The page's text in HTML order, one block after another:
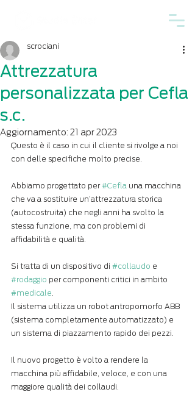
Attrezzatura
personalizzata per Cefla
s.c.
scrociani
Aggiornamento: 21 apr 2023
Questo è il caso in cui il cliente si rivolge a noi
con delle specifiche molto precise.
Abbiamo progettato per #Cefla una macchina
che va a sostituire un’attrezzatura storica
(autocostruita) che negli anni ha svolto la
stessa funzione, ma con problemi di
affidabilità e qualità.
Si tratta di un dispositivo di #collaudo e
#rodaggio per componenti critici in ambito
#medicale.
Il sistema utilizza un robot antropomorfo ABB
(sistema completamente automatizzato) e
un sistema di piazzamento rapido dei pezzi.
Il nuovo progetto è volto a rendere la
macchina più affidabile, veloce, e con una
maggiore qualità dei collaudi.